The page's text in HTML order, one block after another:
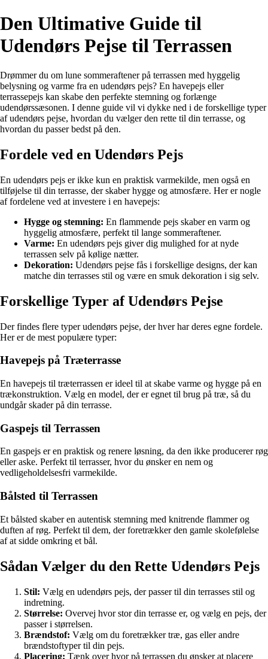
Den Ultimative Guide til
Udendørs Pejse til Terrassen
Drømmer du om lune sommeraftener på terrassen med hyggelig
belysning og varme fra en udendørs pejs? En havepejs eller
terrassepejs kan skabe den perfekte stemning og forlænge
udendørssæsonen. I denne guide vil vi dykke ned i de forskellige typer
af udendørs pejse, hvordan du vælger den rette til din terrasse, og
hvordan du passer bedst på den.
Fordele ved en Udendørs Pejs
En udendørs pejs er ikke kun en praktisk varmekilde, men også en
tilføjelse til din terrasse, der skaber hygge og atmosfære. Her er nogle
af fordelene ved at investere i en havepejs:
Hygge og stemning: En flammende pejs skaber en varm og
hyggelig atmosfære, perfekt til lange sommeraftener.
Varme: En udendørs pejs giver dig mulighed for at nyde
terrassen selv på kølige nætter.
Dekoration: Udendørs pejse fås i forskellige designs, der kan
matche din terrasses stil og være en smuk dekoration i sig selv.
Forskellige Typer af Udendørs Pejse
Der findes flere typer udendørs pejse, der hver har deres egne fordele.
Her er de mest populære typer:
Havepejs på Træterrasse
En havepejs til træterrassen er ideel til at skabe varme og hygge på en
trækonstruktion. Vælg en model, der er egnet til brug på træ, så du
undgår skader på din terrasse.
Gaspejs til Terrassen
En gaspejs er en praktisk og renere løsning, da den ikke producerer røg
eller aske. Perfekt til terrasser, hvor du ønsker en nem og
vedligeholdelsesfri varmekilde.
Bålsted til Terrassen
Et bålsted skaber en autentisk stemning med knitrende flammer og
duften af røg. Perfekt til dem, der foretrækker den gamle skolefølelse
af at sidde omkring et bål.
Sådan Vælger du den Rette Udendørs Pejs
Stil: Vælg en udendørs pejs, der passer til din terrasses stil og
indretning.
Størrelse: Overvej hvor stor din terrasse er, og vælg en pejs, der
passer i størrelsen.
Brændstof: Vælg om du foretrækker træ, gas eller andre
brændstoftyper til din pejs.
Placering: Tænk over hvor på terrassen du ønsker at placere